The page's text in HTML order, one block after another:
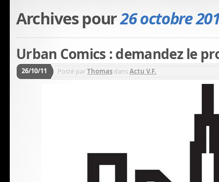
Archives pour26 octobre
Urban Comics : demandez le
26/10/11 Posté parThomas dansActu V.F.